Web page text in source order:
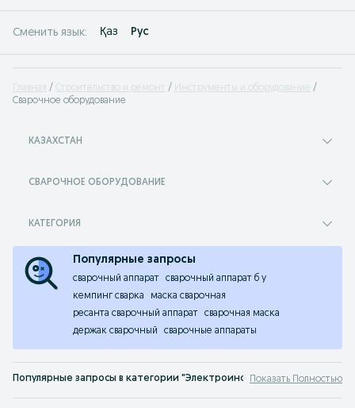
Сменить язык: Қаз Рус
Главная Строительство и ремонт
Инструменты и оборудование
Сварочное оборудование
КАЗАХСТАН
СВАРОЧНОЕ ОБОРУДОВАНИЕ
КАТЕГОРИЯ
Популярные запросы
сварочный аппарат
сварочный аппарат б у
кемпинг сварка
маска сварочная
ресанта сварочный аппарат
сварочная маска
держак сварочный
сварочные аппараты
Популярные запросы в категории "Электроинструменты":
циркулярная пила,шлифовальная машина для стен,шуруповерт crown,
Показать Полностью